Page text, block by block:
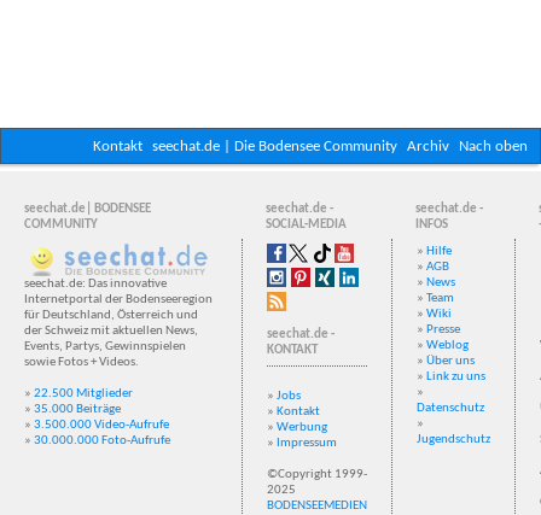
Kontakt seechat.de | Die Bodensee Community Archiv Nach oben
seechat.de| BODENSEE
COMMUNITY
seechat.de -
SOCIAL-MEDIA
seechat.de -
INFOS
seechat.de: Das innovative
Internetportal der Bodenseeregion
für Deutschland, Österreich und
der Schweiz mit aktuellen News,
Events, Partys, Gewinnspielen
sowie Fotos + Videos.
» 22.500 Mitglieder
» 35.000 Beiträge
» 3.500.000 Video-Aufrufe
» 30.000.000 Foto-Aufrufe
seechat.de -
KONTAKT
» Jobs
» Kontakt
» Werbung
» Impressum
©Copyright 1999-
2025
BODENSEEMEDIEN
» Hilfe
» AGB
» News
» Team
» Wiki
» Presse
» Weblog
» Über uns
» Link zu uns
»
Datenschutz
»
Jugendschutz